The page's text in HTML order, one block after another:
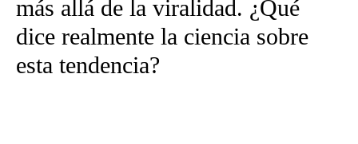
más allá de la viralidad. ¿Qué
dice realmente la ciencia sobre
esta tendencia?